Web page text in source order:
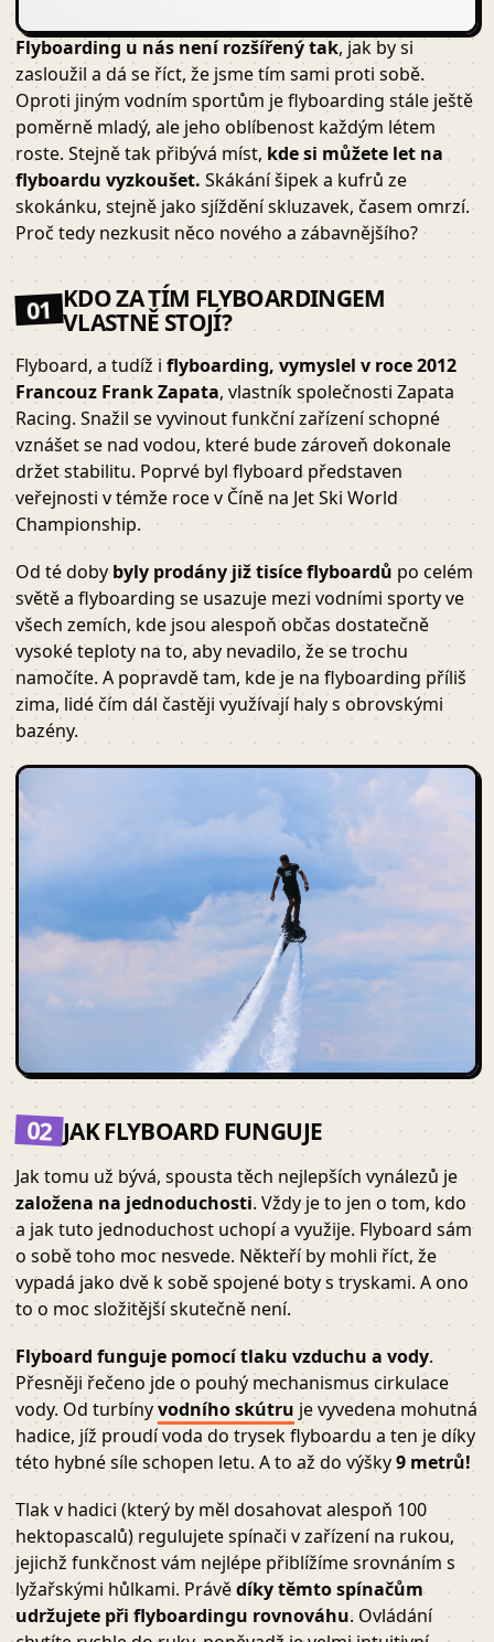
Flyboarding u nás není rozšířený tak, jak by si
zasloužil a dá se říct, že jsme tím sami proti sobě.
Oproti jiným vodním sportům je flyboarding stále ještě
poměrně mladý, ale jeho oblíbenost každým létem
roste. Stejně tak přibývá míst, kde si můžete let na
flyboardu vyzkoušet. Skákání šipek a kufrů ze
skokánku, stejně jako sjíždění skluzavek, časem omrzí.
Proč tedy nezkusit něco nového a zábavnějšího?
01 KDO ZA TÍM FLYBOARDINGEM
VLASTNĚ STOJÍ?
Flyboard, a tudíž i flyboarding, vymyslel v roce 2012
Francouz Frank Zapata, vlastník společnosti Zapata
Racing. Snažil se vyvinout funkční zařízení schopné
vznášet se nad vodou, které bude zároveň dokonale
držet stabilitu. Poprvé byl flyboard představen
veřejnosti v témže roce v Číně na Jet Ski World
Championship.
Od té dobybyly prodány již tisíce flyboardů po celém
světě a flyboarding se usazuje mezi vodními sporty ve
všech zemích, kde jsou alespoň občas dostatečně
vysoké teploty na to, aby nevadilo, že se trochu
namočíte. A popravdě tam, kde je na flyboarding příliš
zima, lidé čím dál častěji využívají haly s obrovskými
bazény.
02 JAK FLYBOARD FUNGUJE
Jak tomu už bývá, spousta těch nejlepších vynálezů je
založena na jednoduchosti. Vždy je to jen o tom, kdo
a jak tuto jednoduchost uchopí a využije. Flyboard sám
o sobě toho moc nesvede. Někteří by mohli říct, že
vypadá jako dvě k sobě spojené boty s tryskami. A ono
to o moc složitější skutečně není.
Flyboard funguje pomocí tlaku vzduchu a vody.
Přesněji řečeno jde o pouhý mechanismus cirkulace
vody. Od turbínyvodního skútru je vyvedena mohutná
hadice, jíž proudí voda do trysek flyboardu a ten je díky
této hybné síle schopen letu. A to až do výšky9 metrů!
Tlak v hadici (který by měl dosahovat alespoň 100
hektopascalů) regulujete spínači v zařízení na rukou,
jejichž funkčnost vám nejlépe přiblížíme srovnáním s
lyžařskými hůlkami. Právědíky těmto spínačům
udržujete při flyboardingu rovnováhu. Ovládání